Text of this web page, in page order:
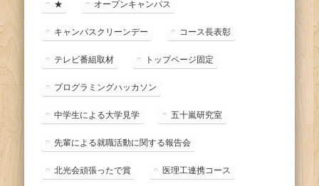
★ オープンキャンパス
キャンパスクリーンデー コース長表彰
テレビ番組取材 トップページ固定
プログラミングハッカソン
中学生による大学見学 五十嵐研究室
先輩による就職活動に関する報告会
北光会頑張ったで賞 医理工連携コース